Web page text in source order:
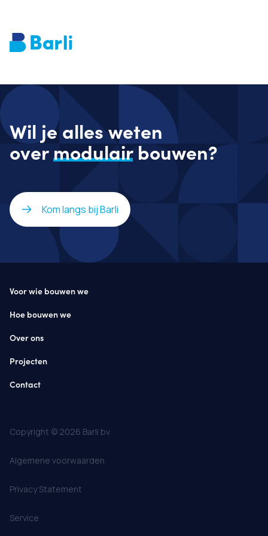
Wil je alles weten
overmodulairbouwen?
Kom langs bij Barli
Voor wie bouwen we
Hoe bouwen we
Over ons
Projecten
Contact
Copyright © 2026 Barli bv
Algemene voorwaarden
Privacy Statement
Service